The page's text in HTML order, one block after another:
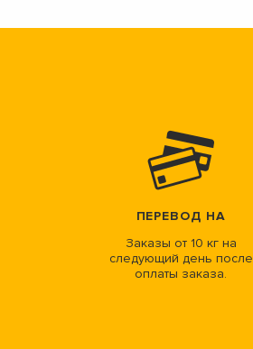
ПЕРЕВОД НА
Заказы от 10 кг на
следующий день после
оплаты заказа.